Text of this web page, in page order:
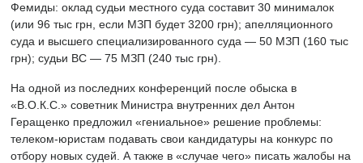
Фемиды: оклад судьи местного суда составит 30 минималок
(или 96 тыс грн, если МЗП будет 3200 грн); апелляционного
суда и высшего специализированного суда — 50 МЗП (160 тыс
грн); судьи ВС — 75 МЗП (240 тыс грн).
На одной из последних конференций после обыска в
«В.О.К.С.» советник Министра внутренних дел Антон
Геращенко предложил «гениальное» решение проблемы:
телеком-юристам подавать свои кандидатуры на конкурс по
отбору новых судей. А также в «случае чего» писать жалобы на